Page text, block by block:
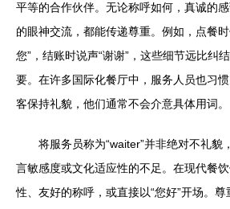
平等的合作伙伴。无论称呼如何，真诚的
的眼神交流，都能传递尊重。例如，点餐时
您”，结账时说声“谢谢”，这些细节远比纠
要。在许多国际化餐厅中，服务人员也习
客保持礼貌，他们通常不会介意具体用词。
将服务员称为“waiter”并非绝对不礼貌
言敏感度或文化适应性的不足。在现代餐
性、友好的称呼，或直接以“您好”开场。尊